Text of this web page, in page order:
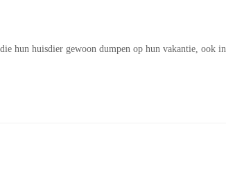
hun huisdier gewoon dumpen op hun vakantie, ook in